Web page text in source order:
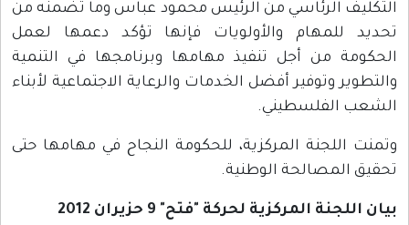
التكليف الرئاسي من الرئيس محمود عباس وما تضمنه من
تحديد للمهام والأولويات فإنها تؤكد دعمها لعمل
الحكومة من أجل تنفيذ مهامها وبرنامجها في التنمية
والتطوير وتوفير أفضل الخدمات والرعاية الاجتماعية لأبناء
الشعب الفلسطيني.
وتمنت اللجنة المركزية، للحكومة النجاح في مهامها حتى
تحقيق المصالحة الوطنية.
بيان اللجنة المركزية لحركة "فتح" 9 حزيران 2012